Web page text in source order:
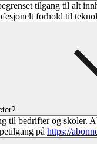
tilgang til alt
forhold til
til bedrifter og skoler.
på https://